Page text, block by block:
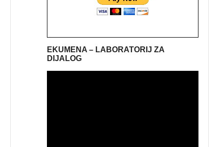
EKUMENA – LABORATORIJ ZA
DIJALOG